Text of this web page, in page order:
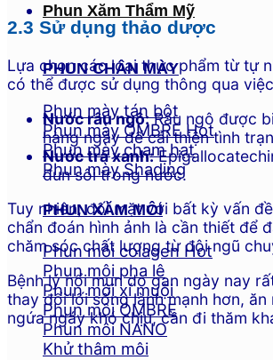
Phun Xăm Thẩm Mỹ
PHUN CHÂN MÀY
Phun mày tán bột
Phun mày OMBRE
Phun mày chạm hạt
Phun mày Shading
PHUN XĂM MÔI
Phun môi colagen
Phun môi pha lê
Phun môi xí muội
Phun môi OMBRE
Phun môi NANO
Khử thâm môi
2.3 Sử dụng thảo dược
Lựa chọn các loại thực phẩm từ tự
có thể được sử dụng thông qua
Nước râu ngô:Râu ngô được
hàng ngày để cải thiện tình
Nước trà xanh:
đun sôi trong nước.
Tuy nhiên, đối mặt với bất kỳ vấn
chẩn đoán hình ảnh là cần thiết để
chăm sóc chất lượng từ đội ngũ
Bệnh lý nổi mụn do gan ngày nay
thay đổi lối sống lành mạnh hơn,
ngứa ngáy khó chịu, cần đi thăm